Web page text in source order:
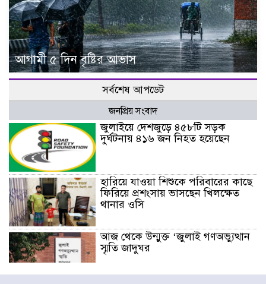
আগামী ৫ দিন বৃষ্টির আভাস
সর্বশেষ আপডেট
জনপ্রিয় সংবাদ
জুলাইয়ে দেশজুড়ে ৪৫৮টি সড়ক
দুর্ঘটনায় ৪১৬ জন নিহত হয়েছেন
হারিয়ে যাওয়া শিশুকে পরিবারের কাছে
ফিরিয়ে প্রশংসায় ভাসছেন খিলক্ষেত
থানার ওসি
আজ থেকে উন্মুক্ত ‘জুলাই গণঅভ্যুত্থান
স্মৃতি জাদুঘর